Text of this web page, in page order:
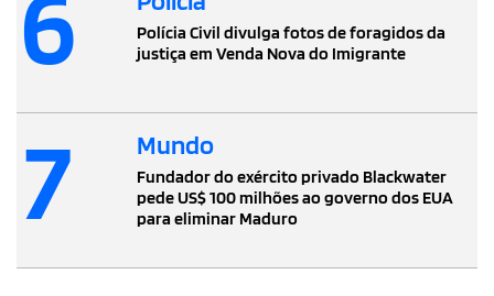
Polícia Civil divulga fotos de foragidos da
justiça em Venda Nova do Imigrante
7 Mundo
Fundador do exército privado Blackwater
pede US$ 100 milhões ao governo dos EUA
para eliminar Maduro